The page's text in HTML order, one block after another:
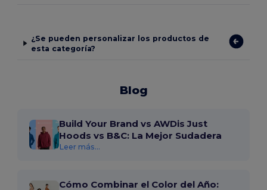
¿Se pueden personalizar los productos de
esta categoría?
Blog
Build Your Brand vs AWDis Just
Hoods vs B&C: La Mejor Sudadera
Leer más...
Cómo Combinar el Color del Año: